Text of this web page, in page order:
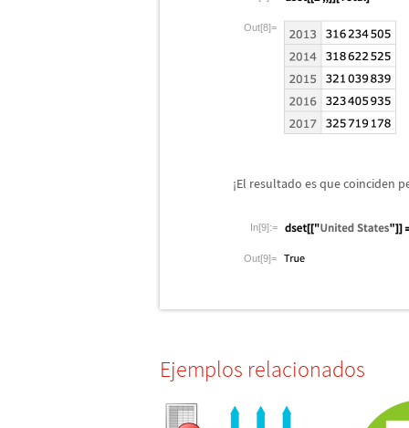
Out[8]=
¡El resultado es que coinciden
In[9]:=
Out[9]=
Ejemplos relacionados